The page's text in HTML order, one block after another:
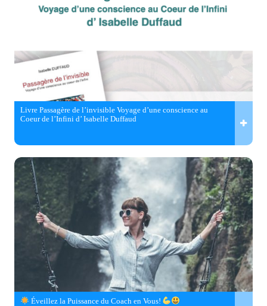
Livre Passagère de l’invisible Voyage d’une conscience au
Coeur de l’Infini d’ Isabelle Duffaud
Éveillez la Puissance du Coach en Vous!